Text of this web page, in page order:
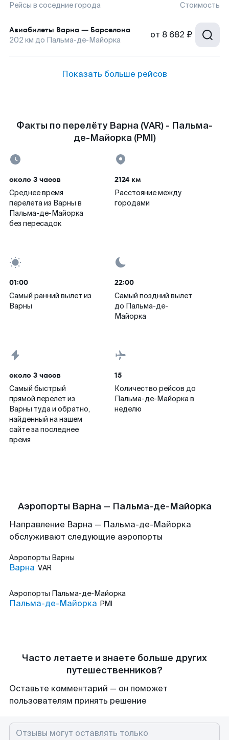
Рейсы в соседние города Стоимость
Авиабилеты Варна — Барселона
202 км до Пальма-де-Майорка от 8 682 ₽
Показать больше рейсов
Факты по перелёту Варна (VAR) - Пальма-
де-Майорка (PMI)
около 3 часов
Среднее время
перелета из Варны в
Пальма-де-Майорка
без пересадок
2124 км
Расстояние между
городами
01:00
Самый ранний вылет из
Варны
22:00
Самый поздний вылет
до Пальма-де-
Майорка
около 3 часов
Самый быстрый
прямой перелет из
Варны туда и обратно,
найденный на нашем
сайте за последнее
время
15
Количество рейсов до
Пальма-де-Майорка в
неделю
Аэропорты Варна — Пальма-де-Майорка
Направление Варна — Пальма-де-Майорка
обслуживают следующие аэропорты
Аэропорты Варны
Варна VAR
Аэропорты Пальма-де-Майорка
Пальма-де-Майорка PMI
Часто летаете и знаете больше других
путешественников?
Оставьте комментарий — он поможет
пользователям принять решение